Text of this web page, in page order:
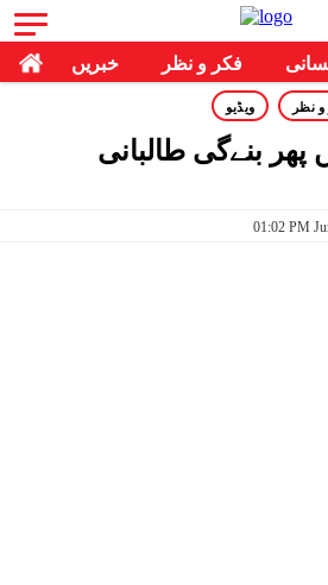
خبریں فکر و نظر
نظر ویڈیو
پھر بنےگی طالبانی